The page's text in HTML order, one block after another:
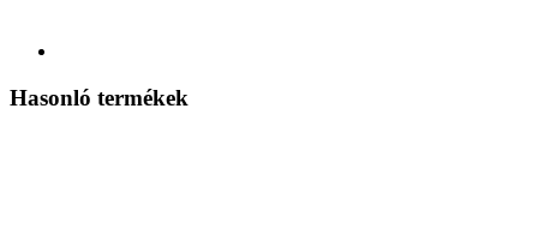
Hasonló termékek